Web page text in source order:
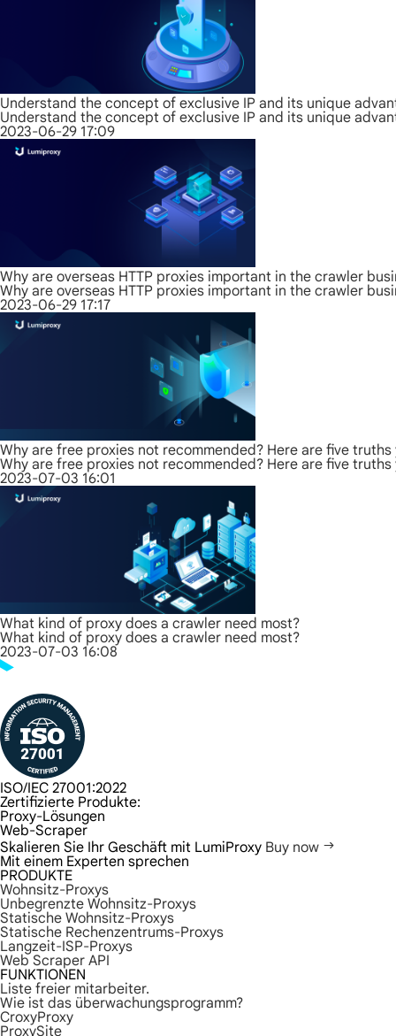
Understand the concept of exclusive IP and its unique
Understand the concept of exclusive IP and its unique
2023-06-29 17:09
Why are overseas HTTP proxies important in the crawler
Why are overseas HTTP proxies important in the crawler
2023-06-29 17:17
Why are free proxies not recommended? Here are five truths
Why are free proxies not recommended? Here are five truths
2023-07-03 16:01
What kind of proxy does a crawler need most?
What kind of proxy does a crawler need most?
2023-07-03 16:08
ISO/IEC 27001:2022
Zertifizierte Produkte:
Proxy-Lösungen
Web-Scraper
Skalieren Sie Ihr Geschäft mit LumiProxy Buy now
Mit einem Experten sprechen
PRODUKTE
Wohnsitz-Proxys
Unbegrenzte Wohnsitz-Proxys
Statische Wohnsitz-Proxys
Statische Rechenzentrums-Proxys
Langzeit-ISP-Proxys
Web Scraper API
FUNKTIONEN
Liste freier mitarbeiter.
Wie ist das überwachungsprogramm?
CroxyProxy
ProxySite